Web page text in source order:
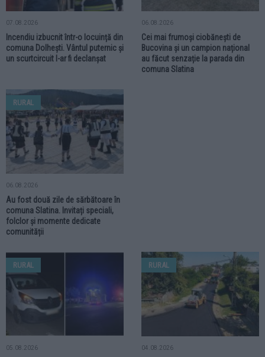
07.08.2026
Incendiu izbucnit într-o locuință din
comuna Dolhești. Vântul puternic și
un scurtcircuit l-ar fi declanșat
06.08.2026
Cei mai frumoși ciobănești de
Bucovina și un campion național
au făcut senzație la parada din
comuna Slatina
RURAL
06.08.2026
Au fost două zile de sărbătoare în
comuna Slatina. Invitați speciali,
folclor și momente dedicate
comunității
RURAL
05.08.2026
RURAL
04.08.2026